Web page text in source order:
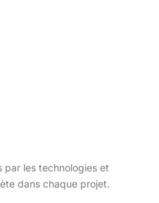
par les technologies et
dans chaque projet.